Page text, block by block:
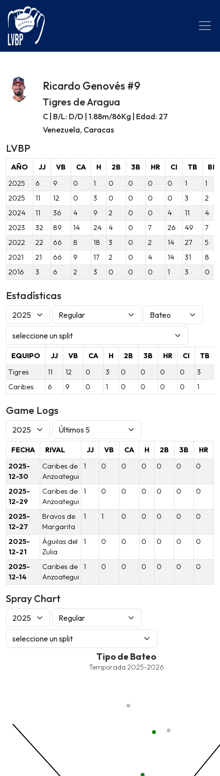
Ricardo Genovés #9
Tigres de Aragua
C | B/L: D/D | 1.88m/86Kg | Edad: 27
Venezuela, Caracas
LVBP
AÑO JJ VB CA H 2B 3B HR CI TB
BB
2025
6 9 0 1 0 0 0 0 1
1
2025
11 12 0 3 0 0 0 0 3
2
2024
11 36 4 9 2 0 0 4 11
4
2023
32 89 14 24 4 0 7 26 49
7
2022
22 66 8 18 3 0 2 14 27
5
2021
21 66 9 17 2 0 4 14 31
8
2016
3 6 2 3 0 0 0 1 3 0
Estadísticas
EQUIPO JJ VB CA H 2B 3B HR CI
TB
Tigres
11 12 0 3 0 0 0 0 3
Caribes
6 9 0 1 0 0 0 0 1
Game Logs
FECHA RIVAL JJ VB CA H 2B 3B HR
2025-
12-30
Caribes de
Anzoategui
1 0 0 0 0 0 0
2025-
12-29
Caribes de
Anzoategui
1 0 0 0 0 0 0
2025-
12-27
Bravos de
Margarita
1 1 0 0 0 0 0
2025-
12-21
Águilas del
Zulia
1 0 0 0 0 0 0
2025-
12-14
Caribes de
Anzoategui
1 0 0 0 0 0 0
Spray Chart
Combination chart with 6 data series.
The chart has 1 X axis displaying values. Data ranges from -
Tipo de Bateo
Temporada 2025-2026